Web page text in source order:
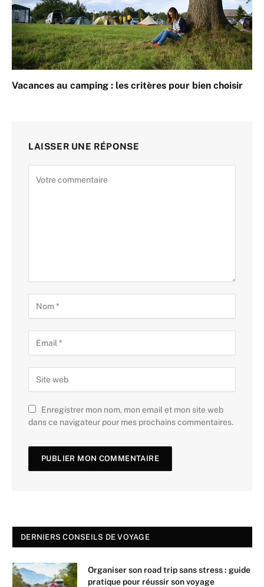
Vacances au camping : les critères pour bien choisir
LAISSER UNE RÉPONSE
Enregistrer mon nom, mon email et mon site web
dans ce navigateur pour mes prochains commentaires.
DERNIERS CONSEILS DE VOYAGE
Organiser son road trip sans stress : guide
pratique pour réussir son voyage